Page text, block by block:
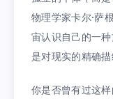
物理学家卡尔·萨
宙认识自己的一
是对现实的精确描
你是否曾有过这